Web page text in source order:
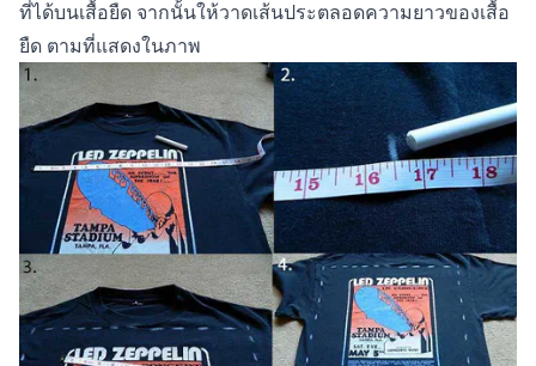
ที่ได้บนเสื้อยืด จากนั้นให้วาดเส้นประตลอดความยาวของเสื้อ
ยืด ตามที่แสดงในภาพ